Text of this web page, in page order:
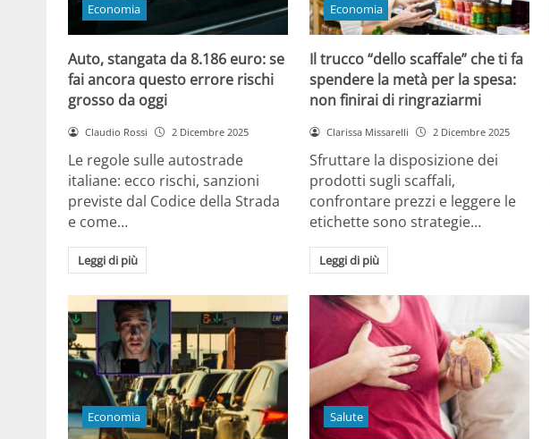
Economia
Auto, stangata da 8.186 euro: se
fai ancora questo errore rischi
grosso da oggi
Claudio Rossi 2 Dicembre 2025
Le regole sulle autostrade
italiane: ecco rischi, sanzioni
previste dal Codice della Strada
e come…
Leggi di più
Economia
Il trucco “dello scaffale” che ti fa
spendere la metà per la spesa:
non finirai di ringraziarmi
Clarissa Missarelli 2 Dicembre 2025
Sfruttare la disposizione dei
prodotti sugli scaffali,
confrontare prezzi e leggere le
etichette sono strategie…
Leggi di più
Economia Salute